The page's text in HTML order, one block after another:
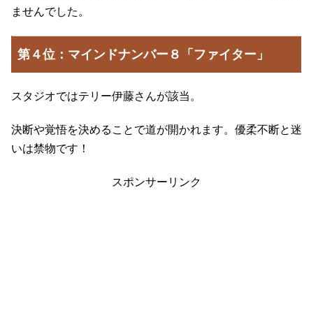
ませんでした。
第４位：マインドナンバー８「ファイター」
スタジオではテリー伊藤さんが該当。
決断や覚悟を決めることで道が開かれます。優柔不断と迷
いは禁物です！
スポンサーリンク